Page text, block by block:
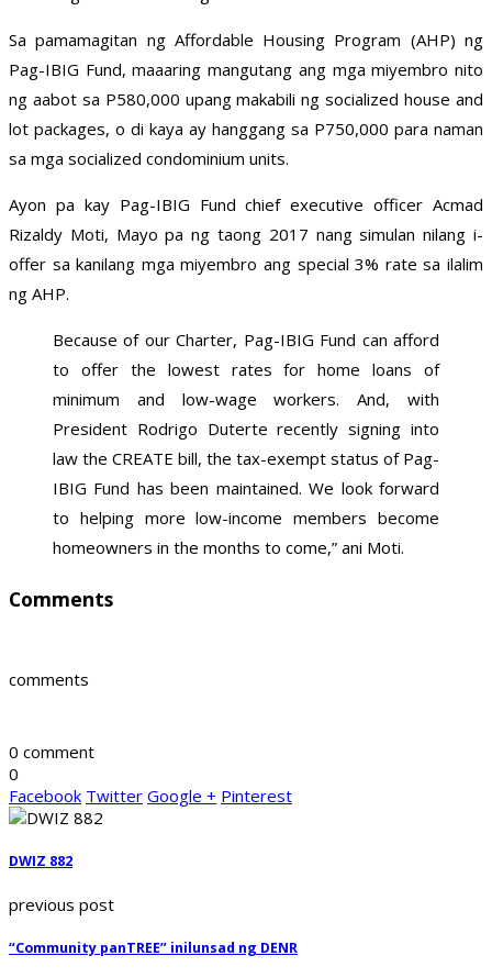
Sa pamamagitan ng Affordable Housing Program (AHP) ng
Pag-IBIG Fund, maaaring mangutang ang mga miyembro nito
ng aabot sa P580,000 upang makabili ng socialized house and
lot packages, o di kaya ay hanggang sa P750,000 para naman
sa mga socialized condominium units.
Ayon pa kay Pag-IBIG Fund chief executive officer Acmad
Rizaldy Moti, Mayo pa ng taong 2017 nang simulan nilang i-
offer sa kanilang mga miyembro ang special 3% rate sa ilalim
ng AHP.
Because of our Charter, Pag-IBIG Fund can afford
to offer the lowest rates for home loans of
minimum and low-wage workers. And, with
President Rodrigo Duterte recently signing into
law the CREATE bill, the tax-exempt status of Pag-
IBIG Fund has been maintained. We look forward
to helping more low-income members become
homeowners in the months to come,” ani Moti.
Comments
comments
0 comment
0
Facebook Twitter Google + Pinterest
DWIZ 882
previous post
“Community panTREE” inilunsad ng DENR